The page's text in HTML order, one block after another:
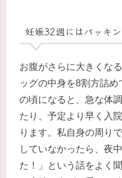
妊娠32週にはパッキ
お腹がさらに大きくなる
ッグの中身を8割方詰
の頃になると、急な体
たり、予定より早く入
ります。私自身の周り
していなかったら、夜
た！」という話をよく